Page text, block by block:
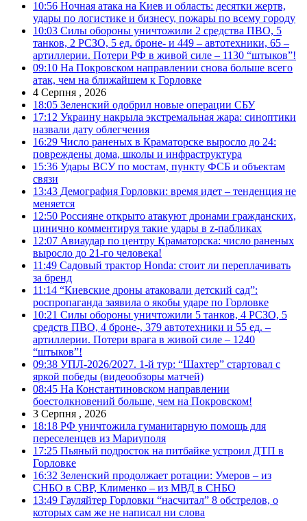
10:56 Ночная атака на Киев и область: десятки жертв,
удары по логистике и бизнесу, пожары по всему городу
10:03 Силы обороны уничтожили 2 средства ПВО, 5
танков, 2 РСЗО, 5 ед. броне- и 449 – автотехники, 65 –
артиллерии. Потери РФ в живой силе – 1130 “штыков”!
09:10 На Покровском направлении снова больше всего
атак, чем на ближайшем к Горловке
4 Серпня , 2026
18:05 Зеленский одобрил новые операции СБУ
17:12 Украину накрыла экстремальная жара: синоптики
назвали дату облегчения
16:29 Число раненых в Краматорске выросло до 24:
повреждены дома, школы и инфраструктура
15:36 Удары ВСУ по мостам, пункту ФСБ и объектам
связи
13:43 Демография Горловки: время идет – тенденция не
меняется
12:50 Россияне открыто атакуют дронами гражданских,
цинично комментируя такие удары в z-пабликах
12:07 Авиаудар по центру Краматорска: число раненых
выросло до 21-го человека!
11:49 Садовый трактор Honda: стоит ли переплачивать
за бренд
11:14 “Киевские дроны атаковали детский сад”:
роспропаганда заявила о якобы ударе по Горловке
10:21 Силы обороны уничтожили 5 танков, 4 РСЗО, 5
средств ПВО, 4 броне-, 379 автотехники и 55 ед. –
артиллерии. Потери врага в живой силе – 1240
“штыков”!
09:38 УПЛ-2026/2027. 1-й тур: “Шахтер” стартовал с
яркой победы (видеообзоры матчей)
08:45 На Константиновском направлении
боестолкновений больше, чем на Покровском!
3 Серпня , 2026
18:18 РФ уничтожила гуманитарную помощь для
переселенцев из Мариуполя
17:25 Пьяный подросток на питбайке устроил ДТП в
Горловке
16:32 Зеленский продолжает ротации: Умеров – из
СНБО в СВР, Клименко – из МВД в СНБО
13:49 Гауляйтер Горловки “насчитал” 8 обстрелов, о
которых сам же не написал ни слова